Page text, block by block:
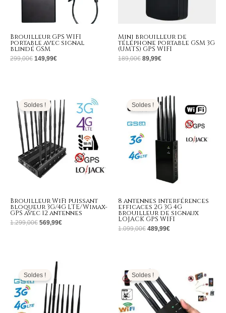
Brouilleur GPS WIFI
portable avec signal
blindé GSM
299,00€ 149,99€
Mini brouilleur de
téléphone portable GSM 3G
(UMTS) GPS WIFI
189,00€ 89,99€
Soldes !
Brouilleur WiFi puissant
bloqueur 3G/4G LTE/Wimax-
GPS avec 12 antennes
1.299,00€
initial
était :
1.299,00€.
569,99€
actuel
est :
569,99€.
Soldes !
8 antennes interférences
efficaces 2G 3G 4G
brouilleur de signaux
LOJACK GPS WIFI
1.099,00€
initial
était :
1.099,00€.
489,99€
prix
actuel
est :
489,99€.
Soldes !
initial
était :
999,00€.
Le
prix
actuel
est :
409,99€.
Soldes !
prix
initial
était :
529,00€.259,99€.